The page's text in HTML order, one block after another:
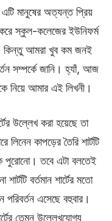
মানুষের অত্যন্ত প্রিয়
স্কুল-কলেজের ইউনিফর্ম
কিন্তু আমরা খুব কম জনই
সম্পর্কে জানি। হ্যাঁ, আজ
নিয়ে আমার এই লিখনী।
উল্লেখ করা হয়েছে তা
লিনেন কাপড়ের তৈরি শার্টটি
পুরোনো। তবে এটা বলতেই
বর্তমান শার্টের মতো
এসেছে বহুবার।
তেমন উল্লেখযোগ্য